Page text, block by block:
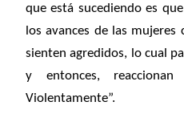
que está sucediendo es
los avances de las mujeres
sienten agredidos, lo cual
y entonces,
Violentamente”.